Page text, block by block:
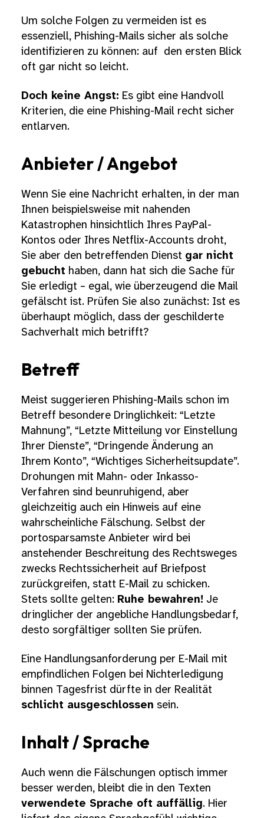
Um solche Folgen zu vermeiden ist es
essenziell, Phishing-Mails sicher als solche
identifizieren zu können: auf den ersten Blick
oft gar nicht so leicht.
Doch keine Angst: Es gibt eine Handvoll
Kriterien, die eine Phishing-Mail recht sicher
entlarven.
Anbieter / Angebot
Wenn Sie eine Nachricht erhalten, in der man
Ihnen beispielsweise mit nahenden
Katastrophen hinsichtlich Ihres PayPal-
Kontos oder Ihres Netflix-Accounts droht,
Sie aber den betreffenden Dienst gar nicht
gebucht haben, dann hat sich die Sache für
Sie erledigt – egal, wie überzeugend die Mail
gefälscht ist. Prüfen Sie also zunächst: Ist es
überhaupt möglich, dass der geschilderte
Sachverhalt mich betrifft?
Betreff
Meist suggerieren Phishing-Mails schon im
Betreff besondere Dringlichkeit: “Letzte
Mahnung”, “Letzte Mitteilung vor Einstellung
Ihrer Dienste”, “Dringende Änderung an
Ihrem Konto”, “Wichtiges Sicherheitsupdate”.
Drohungen mit Mahn- oder Inkasso-
Verfahren sind beunruhigend, aber
gleichzeitig auch ein Hinweis auf eine
wahrscheinliche Fälschung. Selbst der
portosparsamste Anbieter wird bei
anstehender Beschreitung des Rechtsweges
zwecks Rechtssicherheit auf Briefpost
zurückgreifen, statt E-Mail zu schicken.
Stets sollte gelten: Ruhe bewahren! Je
dringlicher der angebliche Handlungsbedarf,
desto sorgfältiger sollten Sie prüfen.
Eine Handlungsanforderung per E-Mail mit
empfindlichen Folgen bei Nichterledigung
binnen Tagesfrist dürfte in der Realität
schlicht ausgeschlossen sein.
Inhalt / Sprache
Auch wenn die Fälschungen optisch immer
besser werden, bleibt die in den Texten
verwendete Sprache oft auffällig. Hier